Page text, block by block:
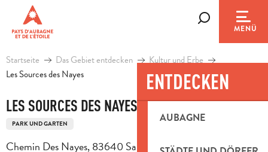
contenu
principal
MENÜ
ENTDECKEN
AUBAGNE
Startseite Das Gebiet entdecken
Kultur und Erbe
Les Sources des Nayes
LES SOURCES DES NAYES
PARK UND GARTEN
Chemin Des Nayes, 83640 Saint-Zacharie